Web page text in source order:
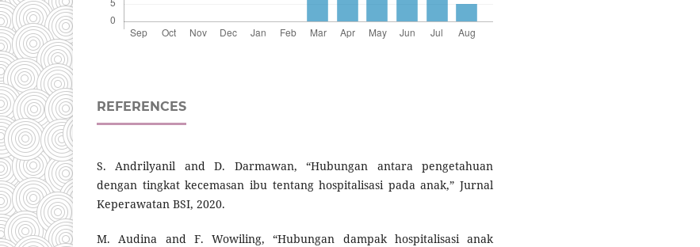
REFERENCES
S. Andrilyanil and D. Darmawan, “Hubungan antara pengetahuan
dengan tingkat kecemasan ibu tentang hospitalisasi pada anak,” Jurnal
Keperawatan BSI, 2020.
M. Audina and F. Wowiling, “Hubungan dampak hospitalisasi anak